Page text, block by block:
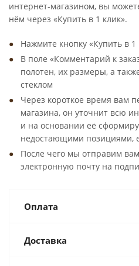
интернет-магазином, вы
нём через «Купить в 1 клик».
Нажмите кнопку «Купить в 1
В поле «Комментарий к
полотен, их размеры, а
стеклом
Через короткое время вам
магазина, он уточнит всю
и на основании её
недостающими позициями,
После чего мы отправим
электронную почту на
Оплата
Доставка